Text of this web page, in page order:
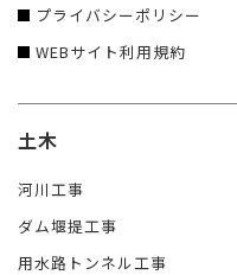
プライバシーポリシー
WEBサイト利用規約
土木
河川工事
ダム堰提工事
用水路トンネル工事